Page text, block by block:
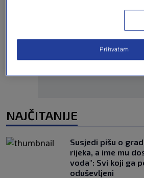
Oglas
NAJČITANIJE
Susjedi pišu o
rijeka, a ime mu
voda": Svi koji ga
oduševljeni
Prihvatam